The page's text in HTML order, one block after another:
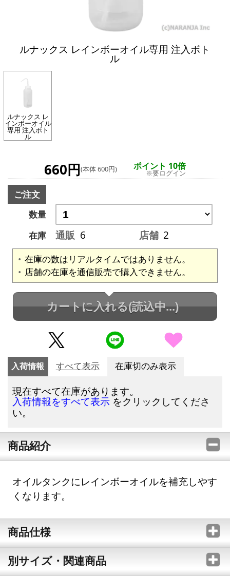
ルナックス レインボーオイル専用 注入ボト
ル
ルナックス レ
インボーオイル
専用 注入ボト
ル
660円(本体 600円) ポイント 10倍
※要ログイン
ご注文
数量
在庫
通販 6 店舗 2
在庫の数はリアルタイムではありません。
店舗の在庫を通信販売で購入できません。
カートに入れる(読込中...)
入荷情報 すべて表示 在庫切のみ表示
現在すべて在庫があります。
入荷情報をすべて表示 をクリックしてくださ
い。
商品紹介
オイルタンクにレインボーオイルを補充しやす
くなります。
商品仕様
別サイズ・関連商品